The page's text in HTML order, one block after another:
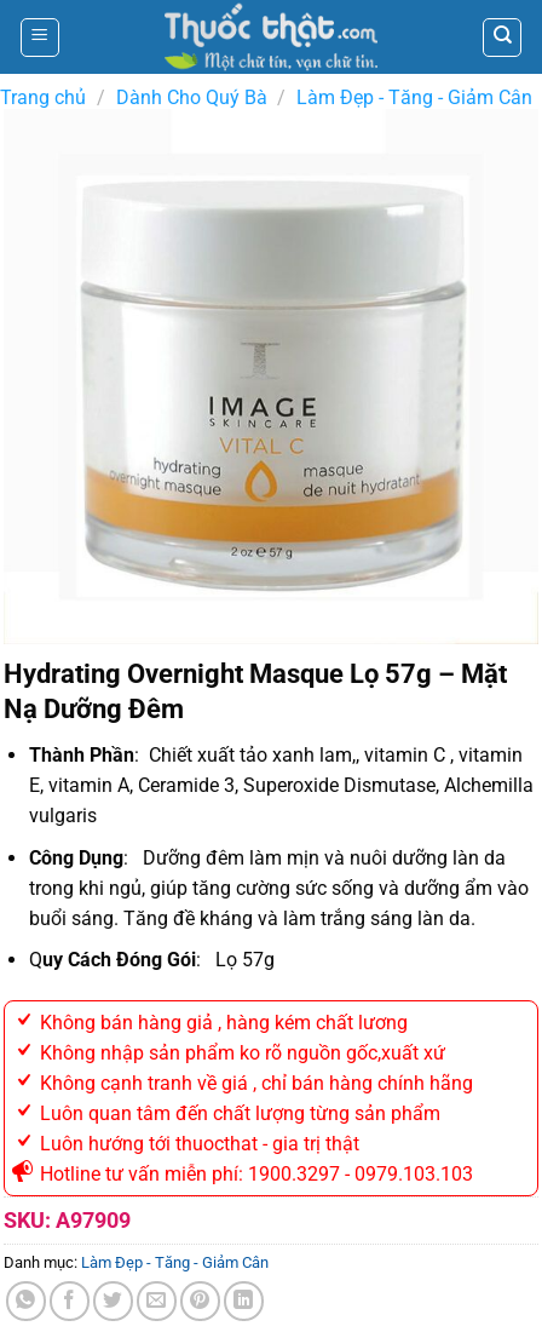
Skip
content
Trang chủ / Dành Cho Quý Bà / Làm Đẹp - Tăng - Giảm Cân
Hydrating Overnight Masque Lọ 57g – Mặt
Nạ Dưỡng Đêm
Thành Phần: Chiết xuất tảo xanh lam,, vitamin C , vitamin
E, vitamin A, Ceramide 3, Superoxide Dismutase, Alchemilla
vulgaris
Công Dụng: Dưỡng đêm làm mịn và nuôi dưỡng làn da
trong khi ngủ, giúp tăng cường sức sống và dưỡng ẩm vào
buổi sáng. Tăng đề kháng và làm trắng sáng làn da.
Quy Cách Đóng Gói: Lọ 57g
Không bán hàng giả , hàng kém chất lương
Không nhập sản phẩm ko rõ nguồn gốc,xuất xứ
Không cạnh tranh về giá , chỉ bán hàng chính hãng
Luôn quan tâm đến chất lượng từng sản phẩm
Luôn hướng tới thuocthat - gia trị thật
Hotline tư vấn miễn phí: 1900.3297 - 0979.103.103
SKU: A97909
Danh mục: Làm Đẹp - Tăng - Giảm Cân